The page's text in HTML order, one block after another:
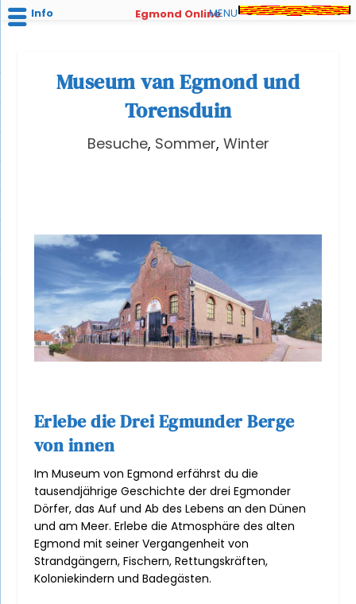
Museum van Egmond und
Torensduin
Besuche, Sommer, Winter
Erlebe die Drei Egmunder Berge
von innen
Im Museum von Egmond erfährst du die
tausendjährige Geschichte der drei Egmonder
Dörfer, das Auf und Ab des Lebens an den Dünen
und am Meer. Erlebe die Atmosphäre des alten
Egmond mit seiner Vergangenheit von
Strandgängern, Fischern, Rettungskräften,
Koloniekindern und Badegästen.
Info Egmond OnlineMENU